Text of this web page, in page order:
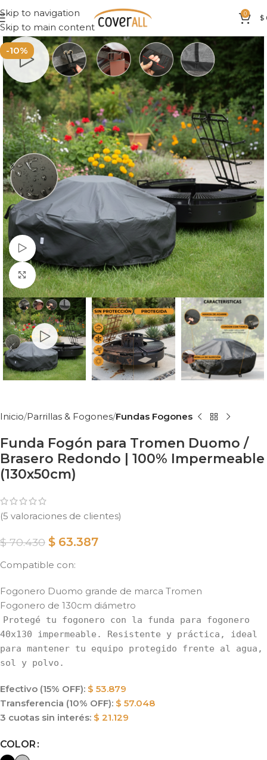
Skip to navigation
Skip to main content
0 $
-10%
Ver vídeo
Clic para ampliar
Inicio Parrillas & Fogones Fundas Fogones
Funda Fogón para Tromen Duomo /
Brasero Redondo | 100% Impermeable
(130x50cm)
(5 valoraciones de clientes)
$70.430 $ 63.387
Compatible con:
Fogonero Duomo grande de marca Tromen
Fogonero de 130cm diámetro
Protegé tu fogonero con la funda para fogonero
40x130 impermeable. Resistente y práctica, ideal
para mantener tu equipo protegido frente al agua,
sol y polvo.
Efectivo (15% OFF): $ 53.879
Transferencia (10% OFF): $ 57.048
3 cuotas sin interés: $ 21.129
COLOR
Alternative: